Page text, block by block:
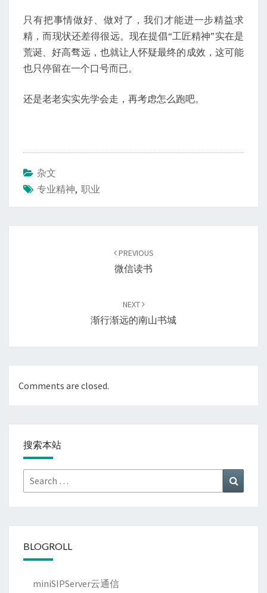
只有把事情做好、做对了，我们才能进一步精益求
精，而现状还差得很远。现在提倡“工匠精神”实在是
荒诞、好高骛远，也就让人怀疑最终的成效，这可能
也只停留在一个口号而已。
还是老老实实先学会走，再考虑怎么跑吧。
杂文
专业精神, 职业
PREVIOUS
微信读书
NEXT
渐行渐远的南山书城
Comments are closed.
搜索本站
Search
for:
BLOGROLL
miniSIPServer云通信